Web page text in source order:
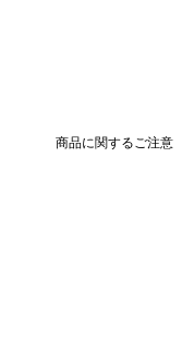
商品に関するご注意